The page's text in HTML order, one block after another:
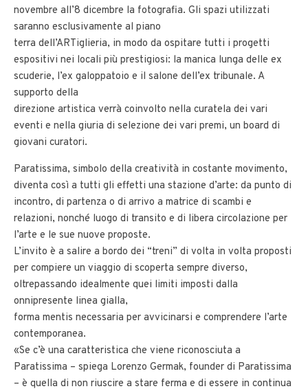
novembre all’8 dicembre la fotografia. Gli spazi utilizzati
saranno esclusivamente al piano
terra dell’ARTiglieria, in modo da ospitare tutti i progetti
espositivi nei locali più prestigiosi: la manica lunga delle ex
scuderie, l’ex galoppatoio e il salone dell’ex tribunale. A
supporto della
direzione artistica verrà coinvolto nella curatela dei vari
eventi e nella giuria di selezione dei vari premi, un board di
giovani curatori.
Paratissima, simbolo della creatività in costante movimento,
diventa così a tutti gli effetti una stazione d’arte: da punto di
incontro, di partenza o di arrivo a matrice di scambi e
relazioni, nonché luogo di transito e di libera circolazione per
l’arte e le sue nuove proposte.
L’invito è a salire a bordo dei “treni” di volta in volta proposti
per compiere un viaggio di scoperta sempre diverso,
oltrepassando idealmente quei limiti imposti dalla
onnipresente linea gialla,
forma mentis necessaria per avvicinarsi e comprendere l’arte
contemporanea.
«Se c’è una caratteristica che viene riconosciuta a
Paratissima – spiega Lorenzo Germak, founder di Paratissima
– è quella di non riuscire a stare ferma e di essere in continua